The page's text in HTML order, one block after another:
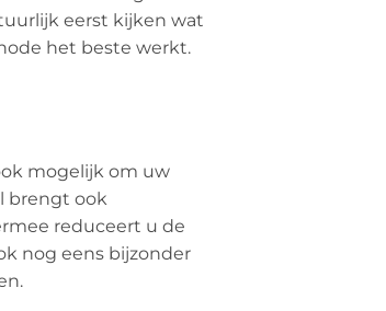
eerst kijken wat
het beste werkt.
mogelijk om uw
brengt ook
reduceert u de
nog eens bijzonder